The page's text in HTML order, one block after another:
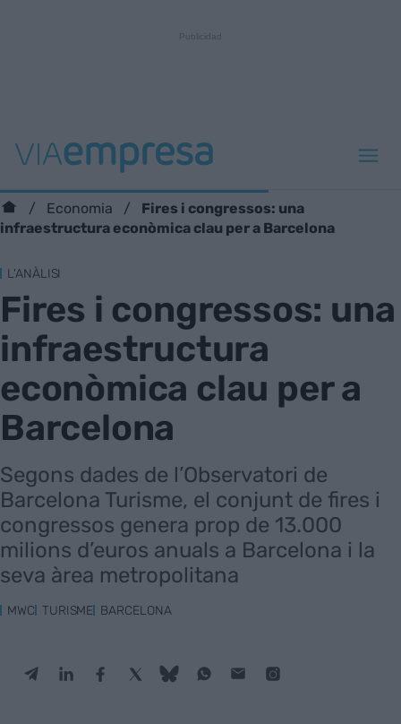
Economia
Fires i congressos: una
infraestructura econòmica clau per a Barcelona
L'ANÀLISI
Fires i congressos: una
infraestructura
econòmica clau per a
Barcelona
Segons dades de l’Observatori de
Barcelona Turisme, el conjunt de fires i
congressos genera prop de 13.000
milions d’euros anuals a Barcelona i la
seva àrea metropolitana
MWC TURISME BARCELONA